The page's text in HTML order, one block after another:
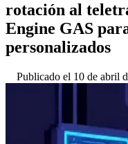
rotación al
Engine GAS
personalizados
Publicado el 10 de abril